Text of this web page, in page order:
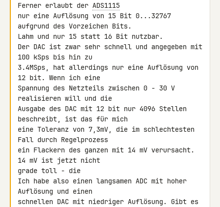
Ferner erlaubt der ADS1115
nur eine Auflösung von 15 Bit 0...32767
aufgrund des Vorzeichen Bits.
Lahm und nur 15 statt 16 Bit nutzbar.
Der DAC ist zwar sehr schnell und angegeben mit
100 kSps bis hin zu
3.4MSps, hat allerdings nur eine Auflösung von
12 bit. Wenn ich eine
Spannung des Netzteils zwischen 0 - 30 V
realisieren will und die
Ausgabe des DAC mit 12 bit nur 4096 Stellen
beschreibt, ist das für mich
eine Toleranz von 7,3mV, die im schlechtesten
Fall durch Regelprozess
ein Flackern des ganzen mit 14 mV verursacht.
14 mV ist jetzt nicht
grade toll - die
Ich habe also einen langsamen ADC mit hoher
Auflösung und einen
schnellen DAC mit niedriger Auflösung. Gibt es